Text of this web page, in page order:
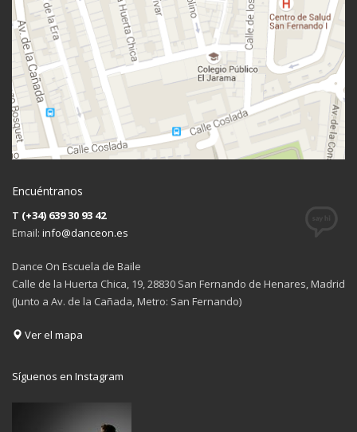
Encuéntranos
T (+34) 639 30 93 42
Email: info@danceon.es
Dance On Escuela de Baile
Calle de la Huerta Chica, 19, 28830 San Fernando de Henares, Madrid
(Junto a Av. de la Cañada, Metro: San Fernando)
Ver el mapa
Síguenos en Instagram